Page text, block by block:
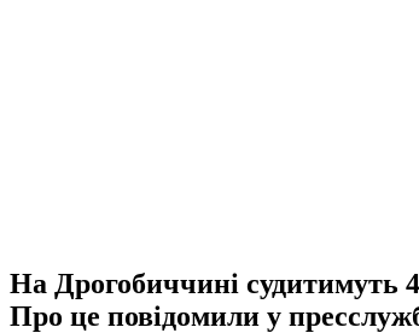
На Дрогобиччині судитимуть
Про це повідомили у